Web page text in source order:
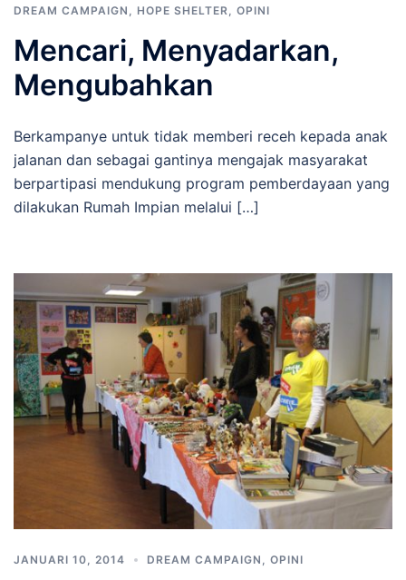
DREAM CAMPAIGN , HOPE SHELTER, OPINI
Mencari, Menyadarkan,
Mengubahkan
Berkampanye untuk tidak memberi receh kepada anak
jalanan dan sebagai gantinya mengajak masyarakat
berpartipasi mendukung program pemberdayaan yang
dilakukan Rumah Impian melalui […]
JANUARI 10, 2014 DREAM CAMPAIGN OPINI